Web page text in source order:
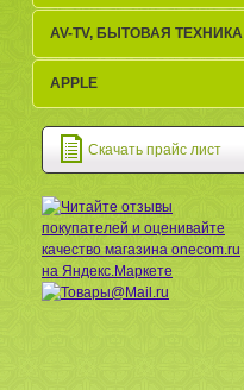
AV-TV, БЫТОВАЯ ТЕХНИКА
APPLE
Скачать прайс лист